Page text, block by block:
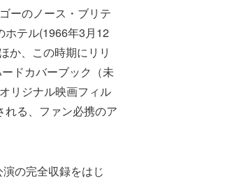
ーのノース・ブリテ
ホテル(1966年3月12
か、この時期にリリ
ドカバーブック（未
リジナル映画フィル
れる、ファン必携のア
の完全収録をはじ